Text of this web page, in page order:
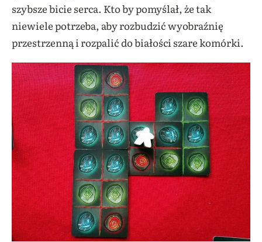
szybsze bicie serca. Kto by pomyślał, że tak
niewiele potrzeba, aby rozbudzić wyobraźnię
przestrzenną i rozpalić do białości szare komórki.